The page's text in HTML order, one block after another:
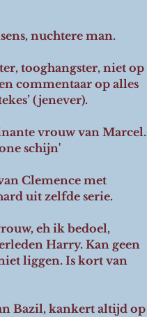
nuchtere man.
tooghangster, niet op
commentaar op alles
(jenever).
vrouw van Marcel.
schijn'
Clemence met
uit zelfde serie.
eh ik bedoel,
Harry. Kan geen
liggen. Is kort van
Bazil, kankert altijd op